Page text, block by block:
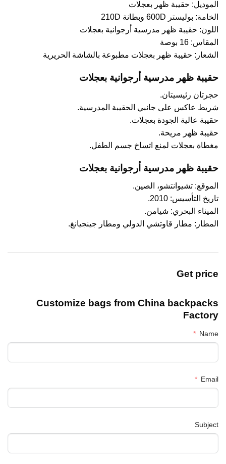
الموديل: حقيبة ظهر بعجلات
الخامة: بوليستر 600D وبطانة 210D
اللون: حقيبة ظهر مدرسية أرجوانية بعجلات
المقاس: 16 بوصة
الشعار: حقيبة ظهر بعجلات مطبوعة بالشاشة الحريرية
حقيبة ظهر مدرسية أرجوانية بعجلات
حجرتان رئيسيتان.
شريط عاكس على جانبي الحقيبة المدرسية.
حقيبة عالية الجودة بعجلات.
حقيبة ظهر مريحة.
مغطاة بعجلات لمنع اتساخ جسم الطفل.
حقيبة ظهر مدرسية أرجوانية بعجلات
الموقع: تشيوانتشو، الصين.
تاريخ التأسيس: 2010.
الميناء البحري: شيامن.
المطار: مطار قاوتشي الدولي ومطار جينجيانغ.
Get price
Customize bags from China backpacks
Factory
Name
Email
Subject